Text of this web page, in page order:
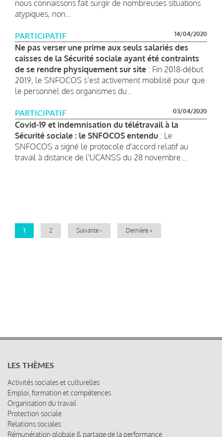
nous connaissons fait surgir de nombreuses situations
atypiques, non...
PARTICIPATIF 14/04/2020
Ne pas verser une prime aux seuls salariés des
caisses de la Sécurité sociale ayant été contraints
de se rendre physiquement sur site : Fin 2018-début
2019, le SNFOCOS s’est activement mobilisé pour que
le personnel des organismes du...
PARTICIPATIF 03/04/2020
Covid-19 et indemnisation du télétravail à la
Sécurité sociale : le SNFOCOS entendu : Le
SNFOCOS a signé le protocole d'accord relatif au
travail à distance de l'UCANSS du 28 novembre...
Page
1 Page
2
Page
Suivante ›
Dernière
Dernière »
LES THÈMES
Activités sociales et culturelles
Emploi, formation et compétences
Organisation du travail
Protection sociale
Relations sociales
Rémunération globale & partage de la performance